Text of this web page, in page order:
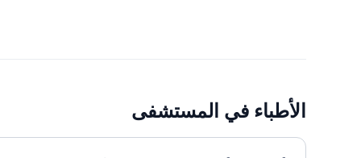
الأطباء في المستشفى